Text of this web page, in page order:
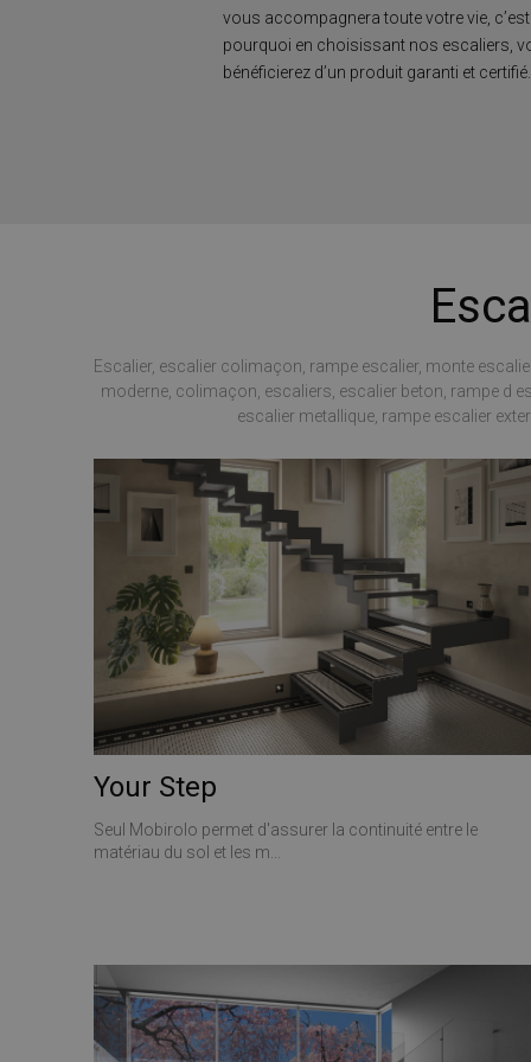
vous accompagnera toute votre vie, c’est
pourquoi en choisissant nos escaliers,
bénéficierez d’un produit garanti et certifié.
Escalier, escalier colimaçon, rampe escalier, monte
moderne, colimaçon, escaliers, escalier beton, rampe d
escalier metallique, rampe escalier
Your Step
Seul Mobirolo permet d'assurer la continuité entre le
matériau du sol et les m...
Nome
__utmc
__utmt
_gid
_clck
_ga
Nome
_gcl_au
test_cookie
_fbp
YSC
ANONCHK
__Secure-